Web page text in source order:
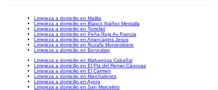
Limpieza a domicilio en Malilla
Limpieza a domicilio en Blasco Ibáñez Mestalla
Limpieza a domicilio en Torrefiel
Limpieza a domicilio en Peña Roja Av Francia
Limpieza a domicilio en Arrancapins Jesus
Limpieza a domicilio en Ruzafa Monteolivete
Limpieza a domicilio en Benicalap
Limpieza a domicilio en Malvarrosa Cabañal
Limpieza a domicilio en El Pla del Remei Cánovas
Limpieza a domicilio en El Carmen
Limpieza a domicilio en Marchalenes
Limpieza a domicilio en Ayora
Limpieza a domicilio en San Marcelino